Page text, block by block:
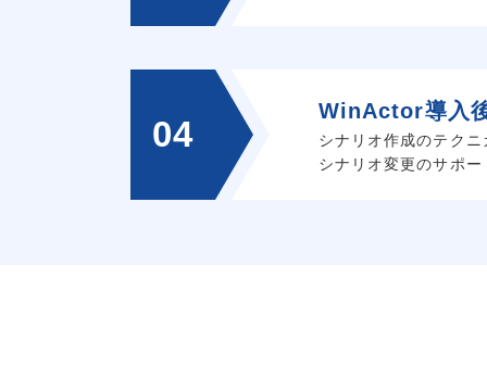
04
WinActor導入
シナリオ作成のテク
シナリオ変更のサポ